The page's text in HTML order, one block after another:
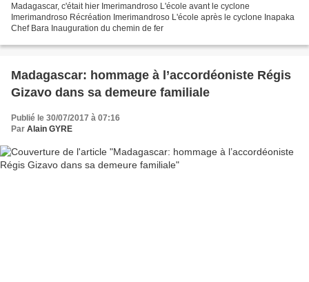
Madagascar, c'était hier Imerimandroso L'école avant le cyclone
Imerimandroso Récréation Imerimandroso L'école après le cyclone Inapaka
Chef Bara Inauguration du chemin de fer
Madagascar: hommage à l’accordéoniste Régis
Gizavo dans sa demeure familiale
Publié le 30/07/2017 à 07:16
Par Alain GYRE